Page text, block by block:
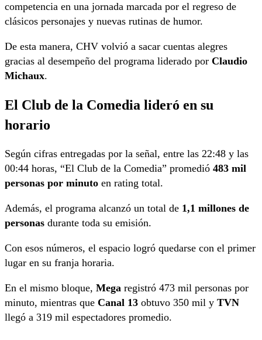
competencia en una jornada marcada por el regreso de
clásicos personajes y nuevas rutinas de humor.
De esta manera, CHV volvió a sacar cuentas alegres
gracias al desempeño del programa liderado por Claudio
Michaux.
El Club de la Comedia lideró en su
horario
Según cifras entregadas por la señal, entre las 22:48 y las
00:44 horas, “El Club de la Comedia” promedió 483 mil
personas por minuto en rating total.
Además, el programa alcanzó un total de 1,1 millones de
personas durante toda su emisión.
Con esos números, el espacio logró quedarse con el primer
lugar en su franja horaria.
En el mismo bloque, Mega registró 473 mil personas por
minuto, mientras que Canal 13 obtuvo 350 mil y TVN
llegó a 319 mil espectadores promedio.